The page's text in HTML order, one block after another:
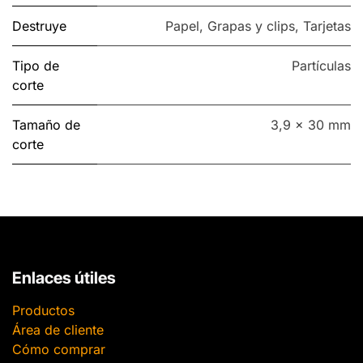
Destruye Papel, Grapas y clips, Tarjetas
Tipo de
corte
Partículas
Tamaño de
corte
3,9 x 30 mm
Enlaces útiles
Productos
Área de cliente
Cómo comprar